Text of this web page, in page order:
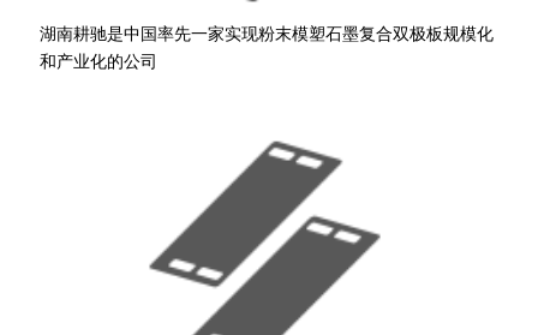
湖南耕驰是中国率先一家实现粉末模塑石墨复合双极板规模化
和产业化的公司